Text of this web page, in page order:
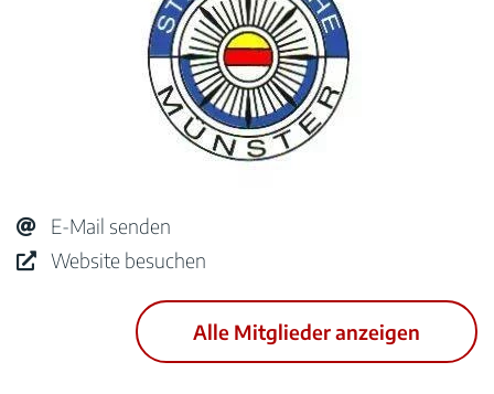
E-Mail senden
Website besuchen
Alle Mitglieder anzeigen